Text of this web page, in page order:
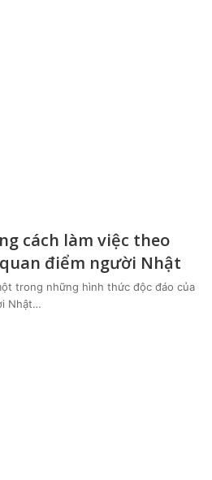
cách làm việc theo
điểm người Nhật
trong những hình thức độc đáo của
Nhật…